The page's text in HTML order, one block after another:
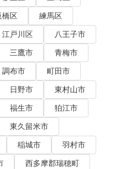
橋区
練馬区
江戸川区
八王子市
三鷹市
青梅市
調布市
町田市
日野市
東村山市
福生市
狛江市
東久留米市
稲城市
羽村市
西多摩郡瑞穂町